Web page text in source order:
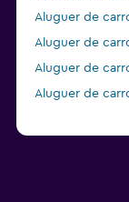
Aluguer de
Aluguer de
Aluguer de
Aluguer de